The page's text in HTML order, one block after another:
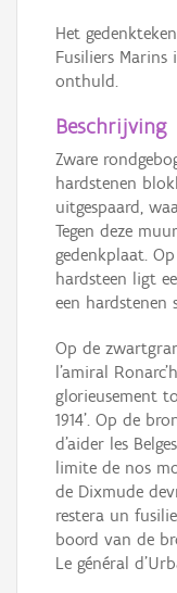
Het
Fusiliers
onthuld.
Beschrijving
Zware
hardstenen
uitgespaard,
Tegen deze
gedenkplaat.
hardsteen ligt
een hardstenen
Op de
l'amiral
glorieusement
1914'. Op de
d'aider les
limite de nos
de Dixmude
restera un
boord van de
Le général